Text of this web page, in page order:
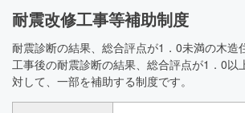
耐震改修工事等補助制度
耐震診断の結果、総合評点が1．0未満の木造
工事後の耐震診断の結果、総合評点が1．0以
対して、一部を補助する制度です。